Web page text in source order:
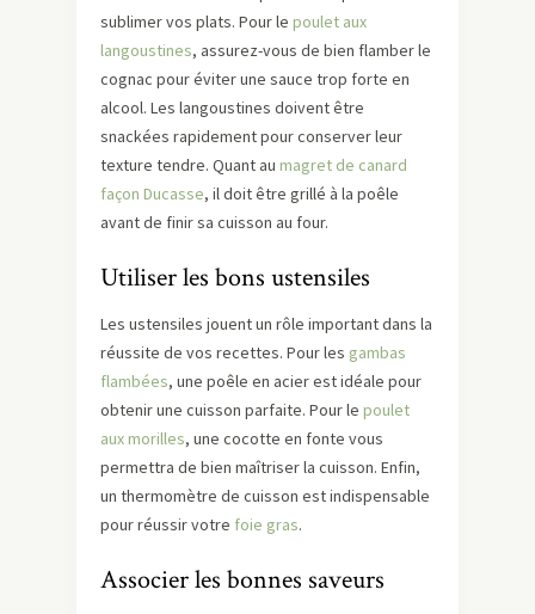
sublimer vos plats. Pour le poulet aux
langoustines, assurez-vous de bien flamber le
cognac pour éviter une sauce trop forte en
alcool. Les langoustines doivent être
snackées rapidement pour conserver leur
texture tendre. Quant au magret de canard
façon Ducasse, il doit être grillé à la poêle
avant de finir sa cuisson au four.
Utiliser les bons ustensiles
Les ustensiles jouent un rôle important dans la
réussite de vos recettes. Pour les gambas
flambées, une poêle en acier est idéale pour
obtenir une cuisson parfaite. Pour le poulet
aux morilles, une cocotte en fonte vous
permettra de bien maîtriser la cuisson. Enfin,
un thermomètre de cuisson est indispensable
pour réussir votre foie gras.
Associer les bonnes saveurs